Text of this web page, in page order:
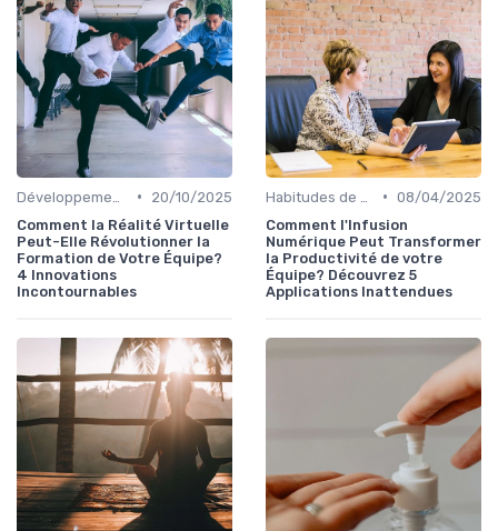
•
20/10/2025
Comment la Réalité Virtuelle
Peut-Elle Révolutionner la
Formation de Votre Équipe?
4 Innovations
Incontournables
• 08/04/2025
Comment l'Infusion
Numérique Peut Transformer
la Productivité de votre
Équipe? Découvrez 5
Applications Inattendues